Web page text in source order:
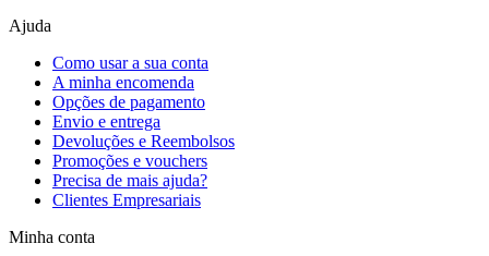
Ajuda
Como usar a sua conta
A minha encomenda
Opções de pagamento
Envio e entrega
Devoluções e Reembolsos
Promoções e vouchers
Precisa de mais ajuda?
Clientes Empresariais
Minha conta